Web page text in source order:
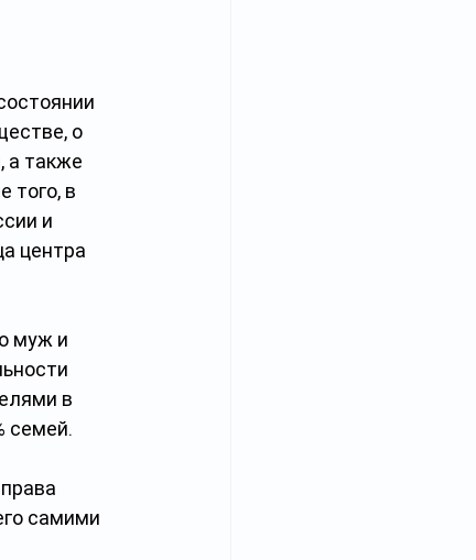
о
а также
того, в
и
центра
муж и
в
семей.
самими